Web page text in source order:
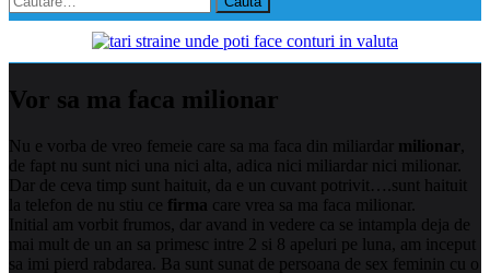
după:
Vor sa ma faca milionar
Nu e vorba de vreo femeie care sa ma faca din miliardar milionar,
de fapt nu sunt nici una nici alta, adica nici miliardar nici milionar.
Dar de ceva timp sunt haituit, da e un cuvant potrivit….sunt haituit
la telefon de nu stiu ce firma care vrea sa ma faca milionar.
Initial am vorbit frumos, dar avand in vedere ca se intampla deja de
mai mult de un an sa primesc intre 2 si 8 apeluri pe luna, am inceput
sa imi pierd rabdarea. Ba sunt sunat de persoana de sex feminin cu o